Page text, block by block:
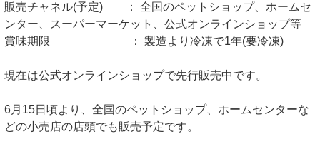
販売チャネル(予定) ： 全国のペットショップ、ホームセ
ンター、スーパーマーケット、公式オンラインショップ等
賞味期限 ： 製造より冷凍で1年(要冷凍)
現在は公式オンラインショップで先行販売中です。
6月15日頃より、全国のペットショップ、ホームセンターな
どの小売店の店頭でも販売予定です。